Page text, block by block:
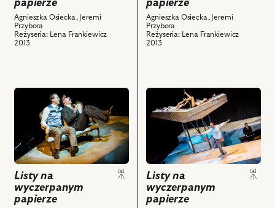
zdjęciu:
Mariusz
Obijalski
–
powiązanych
obiektów
papierze
Agnieszka Osiecka, Jeremi
Przybora
Reżyseria: Lena Frankiewicz
2013
zdjęciu:
Lidia
Sadowa,
Agnieszka
Królikowski,
Ciołkosz
powiązanych
z
obiektów
papierze
Agnieszka Osiecka, Jeremi
Przybora
Reżyseria: Lena Frankiewicz
2013
przejdź
obiektu
Listy
na
wyczerpanym
papierze,
Na
zdjęciu:
Listy na
wyczerpanym
papierze
przejdź
do
obiektu
wyczerpanym
papierze,
Na
zdjęciu:
Listy na
wyczerpanym
papierze